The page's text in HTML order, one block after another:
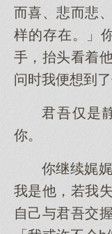
而喜、悲而悲
样的存在。」
手，抬头看着
问时我便想到了
君吾仅是
你。
你继续娓
我是他，若我
自己与君吾交